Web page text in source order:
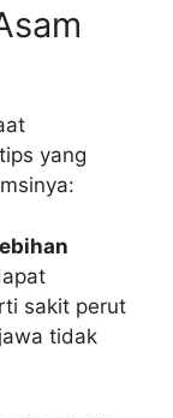
yang
sakit perut
tidak